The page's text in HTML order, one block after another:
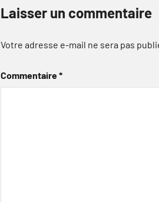
Laisser un commentaire
Votre adresse e-mail ne sera pas
Commentaire*